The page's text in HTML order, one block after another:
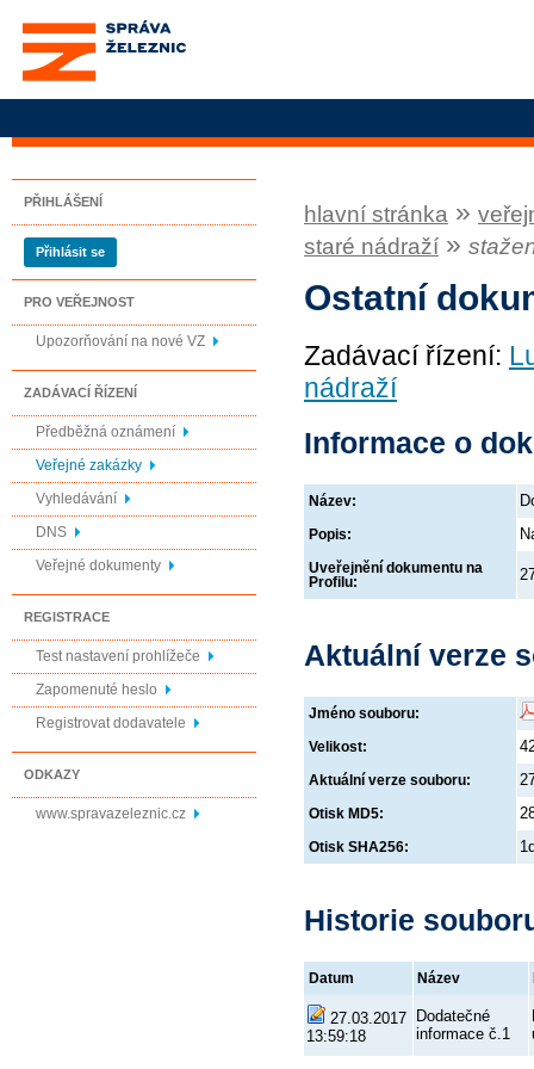
Správa železnic, státní
organizace
PŘIHLÁŠENÍ
Přihlásit se
PRO VEŘEJNOST
Upozorňování na nové VZ
ZADÁVACÍ ŘÍZENÍ
Předběžná oznámení
Veřejné zakázky
Vyhledávání
DNS
Veřejné dokumenty
REGISTRACE
Test nastavení prohlížeče
Zapomenuté heslo
Registrovat dodavatele
ODKAZY
www.spravazeleznic.cz
hlavní stránka »
staré nádraží »
Ostatní
Zadávací řízení:
nádraží
Informace o
Název:
Popis:
Uveřejnění dokumentu na
Profilu:
Aktuální verze
Jméno souboru:
Velikost:
Aktuální verze souboru:
Otisk MD5:
Otisk SHA256:
Historie
Datum Název
27.03.2017
13:59:18
Dodatečné
informace č.1